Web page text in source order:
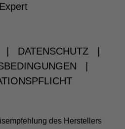
DATENSCHUTZ
des Herstellers